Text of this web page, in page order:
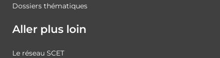
Dossiers thématiques
Aller plus loin
Le réseau SCET